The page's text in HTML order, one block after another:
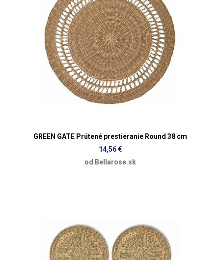
GREEN GATE Prútené prestieranie Round 38 cm
14,56 €
od Bellarose.sk